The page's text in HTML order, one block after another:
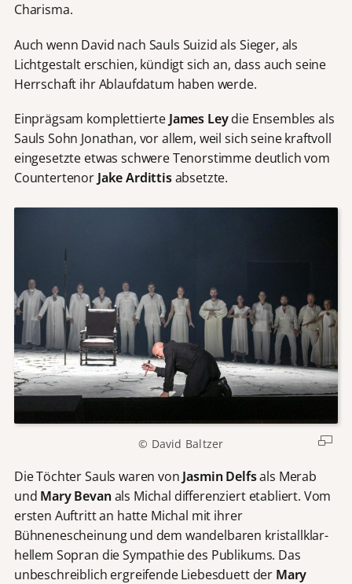
Charisma.
Auch wenn David nach Sauls Suizid als Sieger, als
Lichtgestalt erschien, kündigt sich an, dass auch seine
Herrschaft ihr Ablaufdatum haben werde.
Einprägsam komplettierte James Leydie Ensembles als
Sauls Sohn Jonathan, vor allem, weil sich seine kraftvoll
eingesetzte etwas schwere Tenorstimme deutlich vom
Countertenor Jake Ardittisabsetzte.
© David Baltzer
Die Töchter Sauls waren von Jasmin Delfsals Merab
und Mary Bevanals Michal differenziert etabliert. Vom
ersten Auftritt an hatte Michal mit ihrer
Bühnenescheinung und dem wandelbaren kristallklar-
hellem Sopran die Sympathie des Publikums. Das
unbeschreiblich ergreifende Liebesduett der Mary